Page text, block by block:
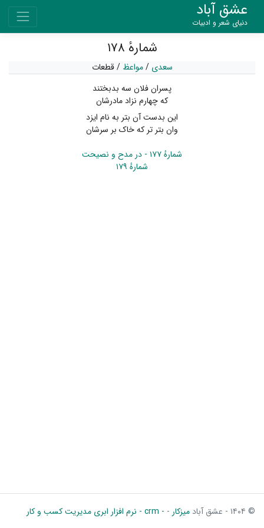
عشق آباد
دنیای شعر و ادبیات
شمارهٔ ۱۷۸
سعدی /مواعظ /قطعات
پسران فلان سه بدبختند
که چهارم نزاد مادرشان
این بدست آن بتر به نام ایزد
وان بتر تر که خاک بر سرشان
شمارهٔ ۱۷۷ - در مدح و نصیحت
شمارهٔ ۱۷۹
© ۱۴۰۴ - عشق آباد میزکار - - crm - نرم افزار ابری مدیریت کسب و کار